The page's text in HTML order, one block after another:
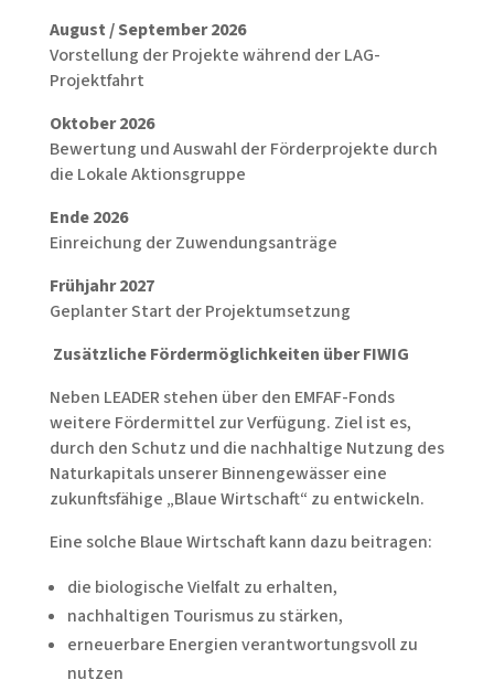
August / September 2026
Vorstellung der Projekte während der LAG-
Projektfahrt
Oktober 2026
Bewertung und Auswahl der Förderprojekte durch
die Lokale Aktionsgruppe
Ende 2026
Einreichung der Zuwendungsanträge
Frühjahr 2027
Geplanter Start der Projektumsetzung
Zusätzliche Fördermöglichkeiten über FIWIG
Neben LEADER stehen über den EMFAF-Fonds
weitere Fördermittel zur Verfügung. Ziel ist es,
durch den Schutz und die nachhaltige Nutzung des
Naturkapitals unserer Binnengewässer eine
zukunftsfähige „Blaue Wirtschaft“ zu entwickeln.
Eine solche Blaue Wirtschaft kann dazu beitragen:
die biologische Vielfalt zu erhalten,
nachhaltigen Tourismus zu stärken,
erneuerbare Energien verantwortungsvoll zu
nutzen